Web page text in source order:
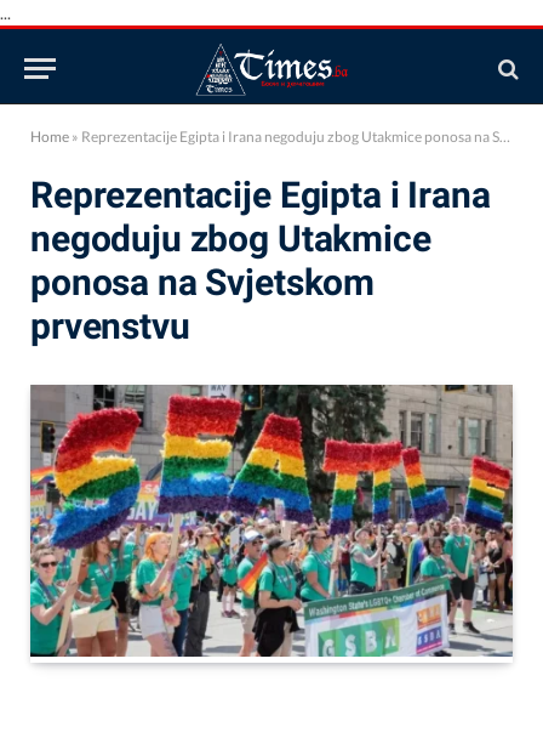
...
Home » Reprezentacije Egipta i Irana negoduju zbog Utakmice ponosa na Svjetskom prvenstvu
Reprezentacije Egipta i Irana
negoduju zbog Utakmice
ponosa na Svjetskom
prvenstvu